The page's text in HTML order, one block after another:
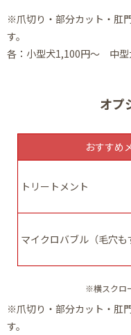
※爪切り・部分カット・肛
す。
各：小型犬1,100円～ 中
オプ
おすすめ
トリートメント
マイクロバブル（毛穴も
※横スクロ
※爪切り・部分カット・肛
す。